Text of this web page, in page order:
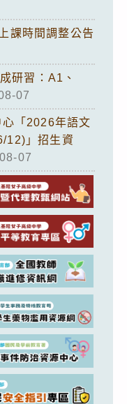
課時間調整公告
研習：A1、
07
「2026年語文
12)」招生資
07